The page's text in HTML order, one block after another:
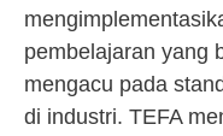
pembelajaran yang
mengacu pada
di industri. TEFA